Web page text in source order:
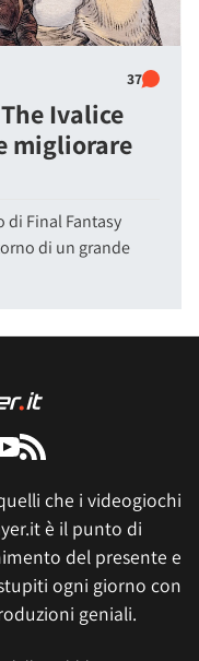
37
Ivalice
migliorare
Final Fantasy
di un grande
che i videogiochi
è il punto di
del presente e
ogni giorno con
geniali.